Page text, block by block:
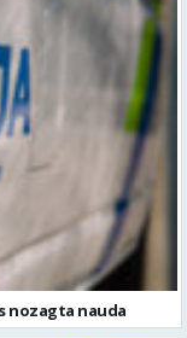
nozagta nauda